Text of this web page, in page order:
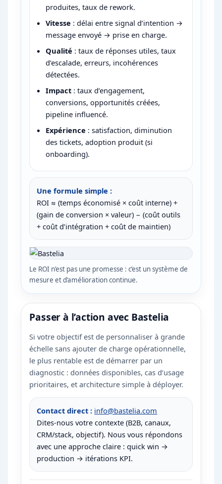
produites, taux de rework.
Vitesse : délai entre signal d’intention →
message envoyé → prise en charge.
Qualité : taux de réponses utiles, taux
d’escalade, erreurs, incohérences
détectées.
Impact : taux d’engagement,
conversions, opportunités créées,
pipeline influencé.
Expérience : satisfaction, diminution
des tickets, adoption produit (si
onboarding).
Une formule simple :
ROI ≈ (temps économisé × coût interne) +
(gain de conversion × valeur) − (coût outils
+ coût d’intégration + coût de maintien)
Le ROI n’est pas une promesse : c’est un système de
mesure et d’amélioration continue.
Passer à l’action avec Bastelia
Si votre objectif est de personnaliser à grande
échelle sans ajouter de charge opérationnelle,
le plus rentable est de démarrer par un
diagnostic : données disponibles, cas d’usage
prioritaires, et architecture simple à déployer.
Contact direct : info@bastelia.com
Dites-nous votre contexte (B2B, canaux,
CRM/stack, objectif). Nous vous répondons
avec une approche claire : quick win →
production → itérations KPI.